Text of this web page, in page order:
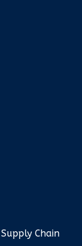
Supply Chain